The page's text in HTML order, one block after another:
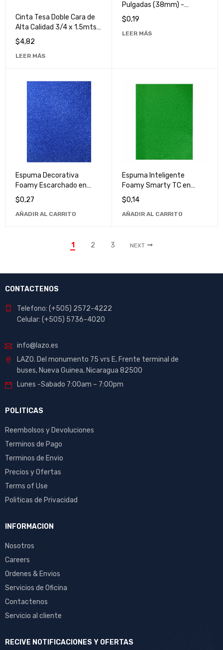
Cinta Tesa Doble Cara de
Alta Calidad 3/4 x 1.5mts
- Ideal para Manualidades
y Reparaciones
$4,82
LEER MÁS
Pulgadas (38mm) -
Herramienta Versátil para
Todo Uso
$0,19
LEER MÁS
Espuma Decorativa
Foamy Escarchado en
Color Azul TC - Ideal para
Manualidades y Proyectos
Creativos
$0,27
AÑADIR AL CARRITO
Espuma Inteligente
Foamy Smarty TC en
Color Verde Bandera -
Producto Ecológico y
Seguro
$0,14
AÑADIR AL CARRITO
1 2 3 NEXT
CONTACTENOS
Telefono: (+505) 2572-4222
Celular: (+505) 5736-4020
info@lazo.es
LAZO. Del monumento 75 vrs E, Frente terminal de
buses, Nueva Guinea, Nicaragua 82500
Lunes -Sabado 7:00am – 7:00pm
POLITICAS
Reembolsos y Devoluciones
Terminos de Pago
Terminos de Envio
Precios y Ofertas
Terms of Use
Politicas de Privacidad
INFORMACION
Nosotros
Careers
Ordenes & Envios
Servicios de Oficina
Contactenos
Servicio al cliente
RECIVE NOTIFICACIONES Y OFERTAS